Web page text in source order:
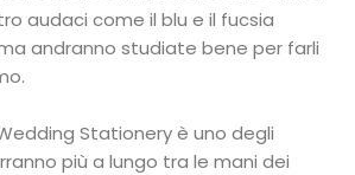
audaci come il blu e il fucsia
andranno studiate bene per farli
Stationery è uno degli
più a lungo tra le mani dei